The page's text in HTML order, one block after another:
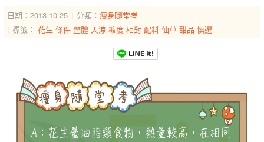
日期：2013-10-25 分類： 瘦身隨堂考
標籤： 花生 條件 整體 天涼 糖度 相對 配料 仙草 甜品 慎選